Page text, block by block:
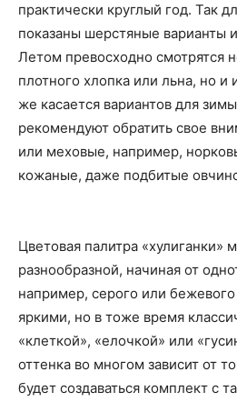
практически круглый год. Так
показаны шерстяные варианты
Летом превосходно смотрятся
плотного хлопка или льна, но и
же касается вариантов для
рекомендуют обратить свое
или меховые, например,
кожаные, даже подбитые
Цветовая палитра «хулиганки»
разнообразной, начиная от
например, серого или бежевого
яркими, но в тоже время
«клеткой», «елочкой» или
оттенка во многом зависит от
будет создаваться комплект с